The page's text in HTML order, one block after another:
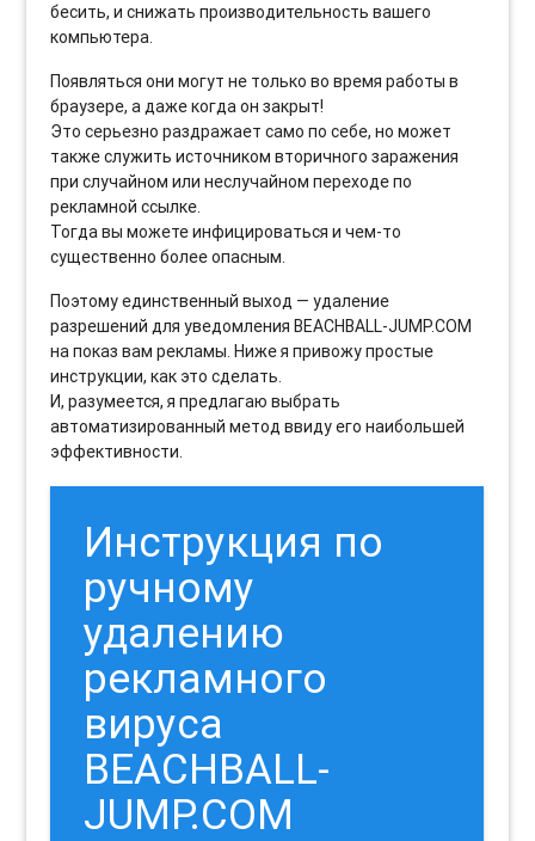
бесить, и снижать производительность вашего
компьютера.
Появляться они могут не только во время работы в
браузере, а даже когда он закрыт!
Это серьезно раздражает само по себе, но может
также служить источником вторичного заражения
при случайном или неслучайном переходе по
рекламной ссылке.
Тогда вы можете инфицироваться и чем-то
существенно более опасным.
Поэтому единственный выход — удаление
разрешений для уведомления BEACHBALL-JUMP.COM
на показ вам рекламы. Ниже я привожу простые
инструкции, как это сделать.
И, разумеется, я предлагаю выбрать
автоматизированный метод ввиду его наибольшей
эффективности.
Инструкция по
ручному
удалению
рекламного
вируса
BEACHBALL-
JUMP.COM